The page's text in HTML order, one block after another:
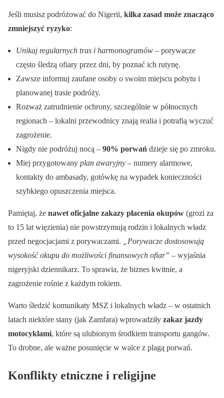
Jeśli musisz podróżować do Nigerii, kilka zasad może znacząco
zmniejszyć ryzyko:
Unikaj regularnych tras i harmonogramów – porywacze
często śledzą ofiary przez dni, by poznać ich rutynę.
Zawsze informuj zaufane osoby o swoim miejscu pobytu i
planowanej trasie podróży.
Rozważ zatrudnienie ochrony, szczególnie w północnych
regionach – lokalni przewodnicy znają realia i potrafią wyczuć
zagrożenie.
Nigdy nie podróżuj nocą – 90% porwań dzieje się po zmroku.
Miej przygotowany plan awaryjny – numery alarmowe,
kontakty do ambasady, gotówkę na wypadek konieczności
szybkiego opuszczenia miejsca.
Pamiętaj, że nawet oficjalne zakazy płacenia okupów (grozi za
to 15 lat więzienia) nie powstrzymują rodzin i lokalnych władz
przed negocjacjami z porywaczami.
„Porywacze dostosowują
wysokość okupu do możliwości finansowych ofiar” – wyjaśnia
nigeryjski dziennikarz. To sprawia, że biznes kwitnie, a
zagrożenie rośnie z każdym rokiem.
Warto śledzić komunikaty MSZ i lokalnych władz – w ostatnich
latach niektóre stany (jak Zamfara) wprowadziły zakaz jazdy
motocyklami, które są ulubionym środkiem transportu gangów.
To drobne, ale ważne posunięcie w walce z plagą porwań.
Konflikty etniczne i religijne